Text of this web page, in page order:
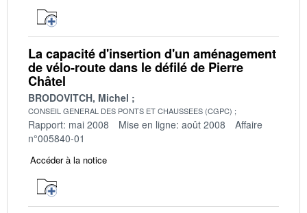
La capacité d'insertion d'un aménagement
de vélo-route dans le défilé de Pierre
Châtel
BRODOVITCH, Michel
CONSEIL GENERAL DES PONTS ET CHAUSSEES (CGPC)
Rapport: mai 2008 Mise en ligne: août 2008
Affaire
n°005840-01
Accéder à la notice